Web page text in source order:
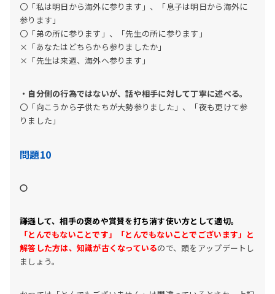
〇「私は明日から海外に参ります」、「息子は明日から海外に
参ります」
〇「弟の所に参ります」、「先生の所に参ります」
×「あなたはどちらから参りましたか」
×「先生は来週、海外へ参ります」
・自分側の行為ではないが、話や相手に対して丁寧に述べる。
〇「向こうから子供たちが大勢参りました」、「夜も更けて参
りました」
問題10
〇
謙遜して、相手の褒めや賞賛を打ち消す使い方として適切。
「とんでもないことです」「とんでもないことでございます」と
解答した方は、知識が古くなっているので、頭をアップデートし
ましょう。